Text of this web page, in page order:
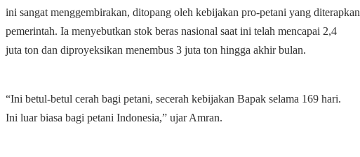
ini sangat menggembirakan, ditopang oleh kebijakan pro-petani yang diterapkan
pemerintah. Ia menyebutkan stok beras nasional saat ini telah mencapai 2,4
juta ton dan diproyeksikan menembus 3 juta ton hingga akhir bulan.
“Ini betul-betul cerah bagi petani, secerah kebijakan Bapak selama 169 hari.
Ini luar biasa bagi petani Indonesia,” ujar Amran.